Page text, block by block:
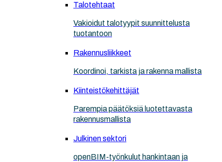
Talotehtaat
Vakioidut talotyypit suunnittelusta
tuotantoon
Rakennusliikkeet
Koordinoi, tarkista ja rakenna mallista
Kiinteistökehittäjät
Parempia päätöksiä luotettavasta
rakennusmallista
Julkinen sektori
openBIM-työnkulut hankintaan ja